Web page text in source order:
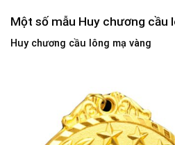
Một số mẫu Huy chương cầu
Huy chương cầu lông mạ vàng